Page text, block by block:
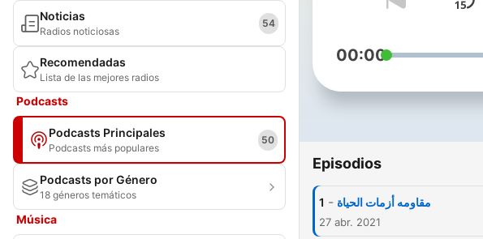
Noticias
Radios noticiosas
54
Recomendadas
Lista de las mejores radios
Podcasts
Podcasts Principales
Podcasts más populares
50
Podcasts por Género
18 géneros temáticos
Música
00:00
Episodios
1 - مقاومه أزمات الحياة
27 abr. 2021